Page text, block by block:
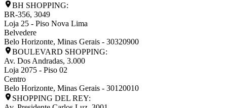
BH SHOPPING:
BR-356, 3049
Loja 25 - Piso Nova Lima
Belvedere
Belo Horizonte, Minas Gerais - 30320900
BOULEVARD SHOPPING:
Av. Dos Andradas, 3.000
Loja 2075 - Piso 02
Centro
Belo Horizonte, Minas Gerais - 30120010
SHOPPING DEL REY: